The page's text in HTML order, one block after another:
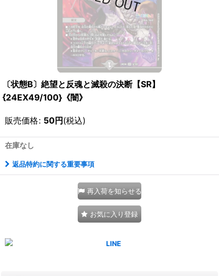
〔状態B〕絶望と反魂と滅殺の決断【SR】
{24EX49/100}《闇》
販売価格: 50円(税込)
在庫なし
返品特約に関する重要事項
再入荷を知らせる
お気に入り登録